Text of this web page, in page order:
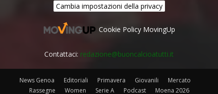
Cambia impostazioni della privacy
Cookie Policy MovingUp
Contattaci: redazione@buoncalcioatutti.it
News Genoa Editoriali Primavera Giovanili
Mercato
Rassegne
Women Serie A Podcast Moena 2026